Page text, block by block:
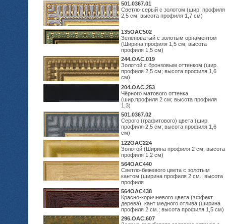
501.0367.01
Светло-серый с золотом (шир. профиля
2,5 см; высота профиля 1,7 см)
135OAC502
Зеленоватый с золотым орнаментом
(Ширина профиля 1,5 см; высота
профиля 1,5 см)
244.ОАС.019
Золотой с бронзовым оттенком (шир.
профиля 2,5 см; высота профиля 1,6
см)
204.OAC.253
Чёрного матового оттенка
(шир.профиля 2 см; высота профиля
1,3)
501.0367.02
Серого (графитового) цвета (шир.
профиля 2,5 см; высота профиля 1,6
см)
122OAC224
Золотой (Ширина профиля 2 см; высота
профиля 1,2 см)
564ОАС440
Светло-бежевого цвета с золотым
кантом (ширина профиля 2 см.; высота
профиля
564ОАС438
Красно-коричневого цвета (эффект
дерева), кант медного отлива (ширина
профиля 2 см.; высота профиля 1,5 см)
296.OAC.607